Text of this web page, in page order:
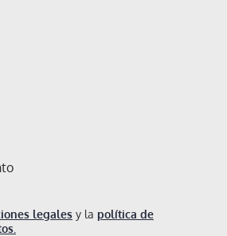
legales y la política de